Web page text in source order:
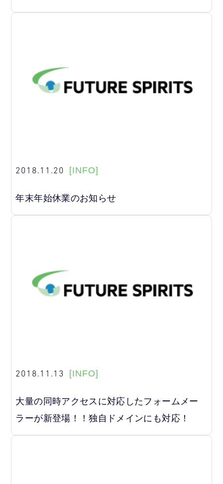
2018.11.20 [INFO]
年末年始休業のお知らせ
2018.11.13 [INFO]
大量の同時アクセスに対応したフォームメー
ラーが新登場！！独自ドメインにも対応！